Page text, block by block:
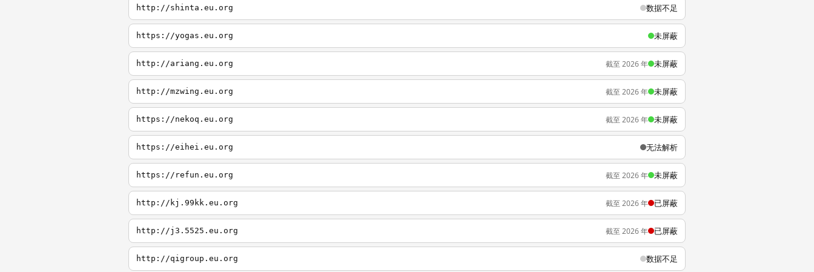
http://shinta.eu.org 数据不足
https://yogas.eu.org 未屏蔽
http://ariang.eu.org 截至 2026 年 未屏蔽
http://mzwing.eu.org 截至 2026 年 未屏蔽
https://nekoq.eu.org 截至 2026 年 未屏蔽
https://eihei.eu.org 无法解析
https://refun.eu.org 截至 2026 年 未屏蔽
http://kj.99kk.eu.org 截至 2026 年 已屏蔽
http://j3.5525.eu.org 截至 2026 年 已屏蔽
http://qigroup.eu.org 数据不足